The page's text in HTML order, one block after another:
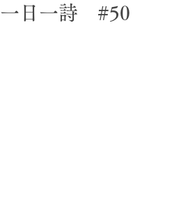
一日一詩 #50